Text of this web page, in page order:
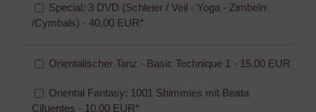
Special: 3 DVD (Schleier / Veil - Yoga - Zimbeln
/Cymbals) - 40,00 EUR*
Orientalischer Tanz - Basic Technique 1 - 15,00 EUR
Oriental Fantasy: 1001 Shimmies mit Beata
Cifuentes - 10,00 EUR*